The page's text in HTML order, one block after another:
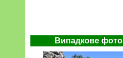
Випадкове фото